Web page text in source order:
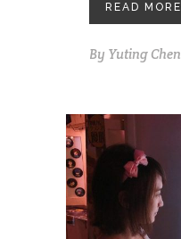
READ MORE
By Yuting Chen